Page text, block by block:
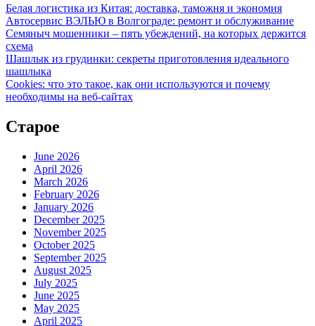
Белая логистика из Китая: доставка, таможня и экономия
Автосервис ВЭЛЬЮ в Волгограде: ремонт и обслуживание
Семяныч мошенники – пять убеждений, на которых держится
схема
Шашлык из грудинки: секреты приготовления идеального
шашлыка
Cookies: что это такое, как они используются и почему
необходимы на веб-сайтах
Старое
June 2026
April 2026
March 2026
February 2026
January 2026
December 2025
November 2025
October 2025
September 2025
August 2025
July 2025
June 2025
May 2025
April 2025